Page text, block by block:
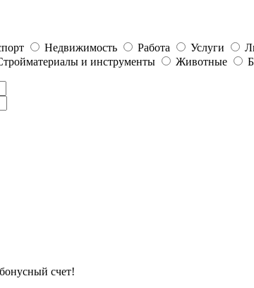
Недвижимость Работа Услуги
и инструменты Животные
счет!